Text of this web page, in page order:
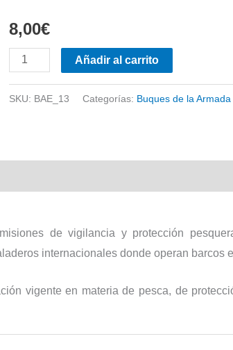
8,00€
Patrulleros
cantidad
Añadir al carrito
SKU: BAE_13 Categorías: Buques de la
de vigilancia y protección
internacionales donde operan barcos
vigente en materia de pesca, de